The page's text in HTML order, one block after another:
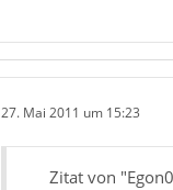
27. Mai 2011 um 15:23
Zitat von